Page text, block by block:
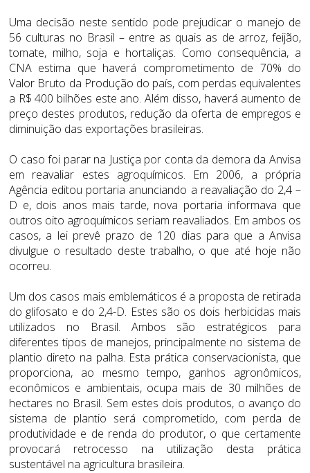
Uma decisão neste sentido pode prejudicar o manejo de
56 culturas no Brasil – entre as quais as de arroz, feijão,
tomate, milho, soja e hortaliças. Como consequência, a
CNA estima que haverá comprometimento de 70% do
Valor Bruto da Produção do país, com perdas equivalentes
a R$ 400 bilhões este ano. Além disso, haverá aumento de
preço destes produtos, redução da oferta de empregos e
diminuição das exportações brasileiras.
O caso foi parar na Justiça por conta da demora da Anvisa
em reavaliar estes agroquímicos. Em 2006, a própria
Agência editou portaria anunciando a reavaliação do 2,4 –
D e, dois anos mais tarde, nova portaria informava que
outros oito agroquímicos seriam reavaliados. Em ambos os
casos, a lei prevê prazo de 120 dias para que a Anvisa
divulgue o resultado deste trabalho, o que até hoje não
ocorreu.
Um dos casos mais emblemáticos é a proposta de retirada
do glifosato e do 2,4-D. Estes são os dois herbicidas mais
utilizados no Brasil. Ambos são estratégicos para
diferentes tipos de manejos, principalmente no sistema de
plantio direto na palha. Esta prática conservacionista, que
proporciona, ao mesmo tempo, ganhos agronômicos,
econômicos e ambientais, ocupa mais de 30 milhões de
hectares no Brasil. Sem estes dois produtos, o avanço do
sistema de plantio será comprometido, com perda de
produtividade e de renda do produtor, o que certamente
provocará retrocesso na utilização desta prática
sustentável na agricultura brasileira.